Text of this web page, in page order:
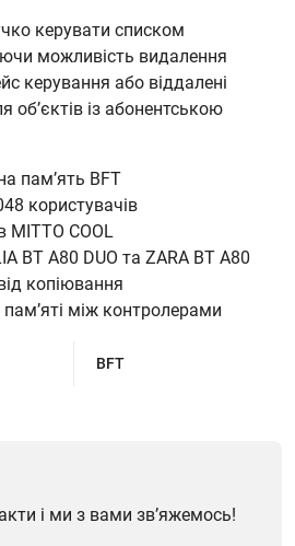
керувати списком
можливість видалення
керування або віддалені
об’єктів із абонентською
пам’ять BFT
користувачів
MITTO COOL
BT A80 DUO та ZARA BT A80
копіювання
між контролерами
BFT
і ми з вами зв’яжемось!